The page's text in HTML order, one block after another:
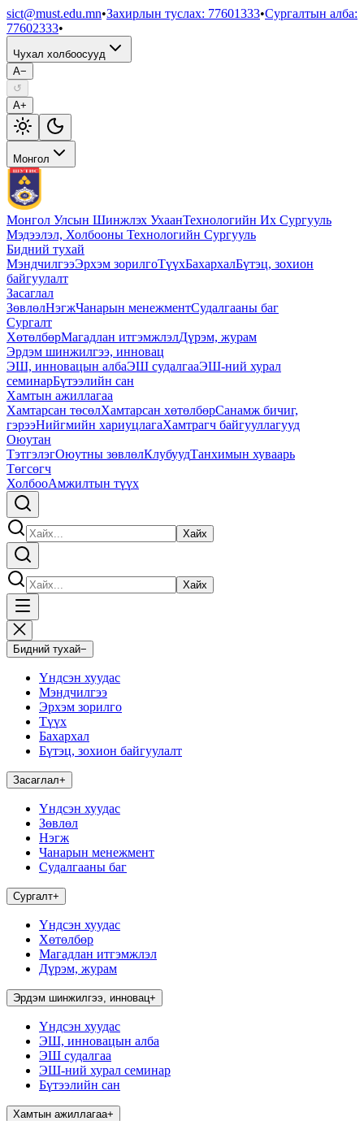
sict@must.edu.mn•Захирлын туслах: 77601333•Сургалтын алба:
77602333•
Чухал холбоосууд
A−
↺
A+
Монгол
Монгол Улсын Шинжлэх УхаанТехнологийн Их Сургууль
Мэдээлэл, Холбооны Технологийн Сургууль
Бидний тухай
МэндчилгээЭрхэм зорилгоТүүхБахархалБүтэц, зохион
байгуулалт
Засаглал
ЗөвлөлНэгжЧанарын менежментСудалгааны баг
Сургалт
ХөтөлбөрМагадлан итгэмжлэлДүрэм, журам
Эрдэм шинжилгээ, инновац
ЭШ, инновацын албаЭШ судалгааЭШ-ний хурал
семинарБүтээлийн сан
Хамтын ажиллагаа
Хамтарсан төсөлХамтарсан хөтөлбөрСанамж бичиг,
гэрээНийгмийн хариуцлагаХамтрагч байгууллагууд
Оюутан
ТэтгэлэгОюутны зөвлөлКлубуудТанхимын хуваарь
Төгсөгч
ХолбооАмжилтын түүх
Хайх
Хайх
Бидний тухай−
Үндсэн хуудас
Мэндчилгээ
Эрхэм зорилго
Түүх
Бахархал
Бүтэц, зохион байгуулалт
Засаглал+
Үндсэн хуудас
Зөвлөл
Нэгж
Чанарын менежмент
Судалгааны баг
Сургалт+
Үндсэн хуудас
Хөтөлбөр
Магадлан итгэмжлэл
Дүрэм, журам
Эрдэм шинжилгээ, инновац+
Үндсэн хуудас
ЭШ, инновацын алба
ЭШ судалгаа
ЭШ-ний хурал семинар
Бүтээлийн сан
Хамтын ажиллагаа+